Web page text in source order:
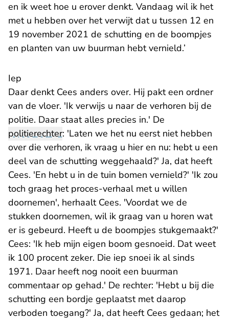
en ik weet hoe u erover denkt. Vandaag wil ik het
met u hebben over het verwijt dat u tussen 12 en
19 november 2021 de schutting en de boompjes
en planten van uw buurman hebt vernield.’
Iep
Daar denkt Cees anders over. Hij pakt een ordner
van de vloer. 'Ik verwijs u naar de verhoren bij de
politie. Daar staat alles precies in.' De
politierechter: 'Laten we het nu eerst niet hebben
over die verhoren, ik vraag u hier en nu: hebt u een
deel van de schutting weggehaald?' Ja, dat heeft
Cees. 'En hebt u in de tuin bomen vernield?' 'Ik zou
toch graag het proces-verhaal met u willen
doornemen', herhaalt Cees. 'Voordat we de
stukken doornemen, wil ik graag van u horen wat
er is gebeurd. Heeft u de boompjes stukgemaakt?'
Cees: 'Ik heb mijn eigen boom gesnoeid. Dat weet
ik 100 procent zeker. Die iep snoei ik al sinds
1971. Daar heeft nog nooit een buurman
commentaar op gehad.' De rechter: 'Hebt u bij die
schutting een bordje geplaatst met daarop
verboden toegang?' Ja, dat heeft Cees gedaan; het